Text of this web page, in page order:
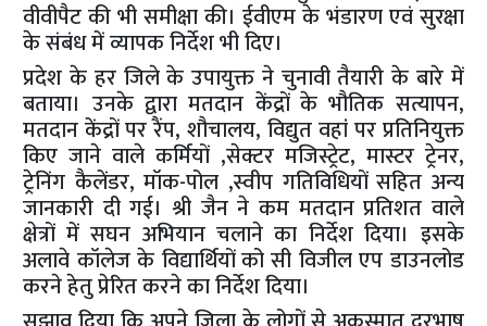
वीवीपैट की भी समीक्षा की। ईवीएम के भंडारण एवं सुरक्षा
के संबंध में व्यापक निर्देश भी दिए।
प्रदेश के हर जिले के उपायुक्त ने चुनावी तैयारी के बारे में
बताया। उनके द्वारा मतदान केंद्रों के भौतिक सत्यापन,
मतदान केंद्रों पर रैंप, शौचालय, विद्युत वहां पर प्रतिनियुक्त
किए जाने वाले कर्मियों ,सेक्टर मजिस्ट्रेट, मास्टर ट्रेनर,
ट्रेनिंग कैलेंडर, मॉक-पोल ,स्वीप गतिविधियों सहित अन्य
जानकारी दी गई। श्री जैन ने कम मतदान प्रतिशत वाले
क्षेत्रों में सघन अभियान चलाने का निर्देश दिया। इसके
अलावे कॉलेज के विद्यार्थियों को सी विजील एप डाउनलोड
करने हेतु प्रेरित करने का निर्देश दिया।